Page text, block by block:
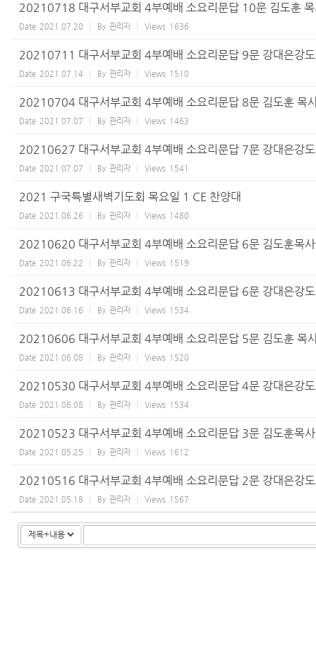
20210718 대구서부교회 4부예배 소요리문답 10문 김도훈
Date 2021.07.20 By 관리자 Views 1636
20210711 대구서부교회 4부예배 소요리문답 9문 강대은강
Date 2021.07.14 By 관리자 Views 1510
20210704 대구서부교회 4부예배 소요리문답 8문 김도훈 목
Date 2021.07.07 By 관리자 Views 1463
20210627 대구서부교회 4부예배 소요리문답 7문 강대은강
Date 2021.07.07 By 관리자 Views 1541
2021 구국특별새벽기도회 목요일 1 CE 찬양대
Date 2021.06.26 By 관리자 Views 1480
20210620 대구서부교회 4부예배 소요리문답 6문 김도훈목사
Date 2021.06.22 By 관리자 Views 1519
20210613 대구서부교회 4부예배 소요리문답 6문 강대은강
Date 2021.06.16 By 관리자 Views 1534
20210606 대구서부교회 4부예배 소요리문답 5문 김도훈 목
Date 2021.06.08 By 관리자 Views 1520
20210530 대구서부교회 4부예배 소요리문답 4문 강대은강
Date 2021.06.08 By 관리자 Views 1534
20210523 대구서부교회 4부예배 소요리문답 3문 김도훈목사
Date 2021.05.25 By 관리자 Views 1612
20210516 대구서부교회 4부예배 소요리문답 2문 강대은강
Date 2021.05.18 By 관리자 Views 1567